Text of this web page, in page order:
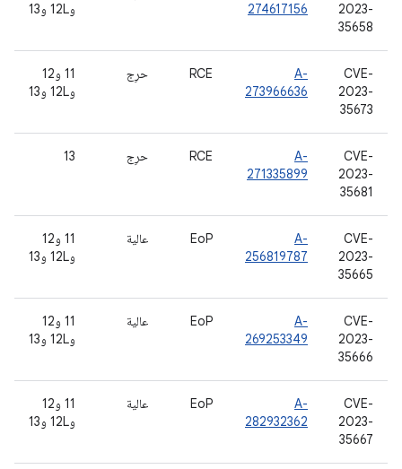
2023-
35658
274617156
و12L و13
CVE-
2023-
35673
A-
273966636
RCE حرِج
11 و12
و12L و13
CVE-
2023-
35681
A-
271335899
RCE حرِج 13
CVE-
2023-
35665
A-
256819787
EoP عالية
11 و12
و12L و13
CVE-
2023-
35666
A-
269253349
EoP عالية
11 و12
و12L و13
CVE-
2023-
35667
A-
282932362
EoP عالية
11 و12
و12L و13